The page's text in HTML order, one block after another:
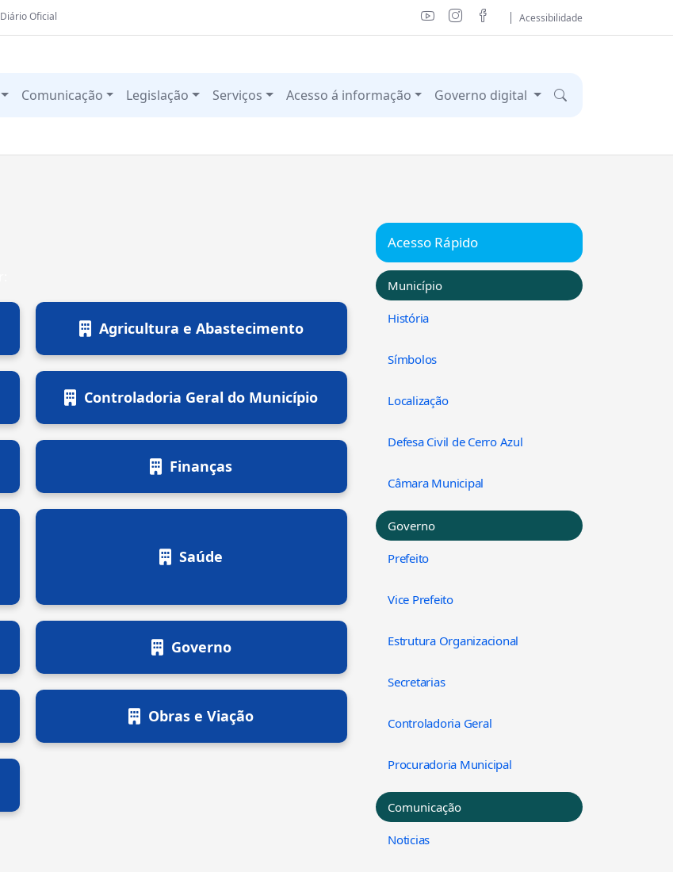
Diário Oficial Acessibilidade
Comunicação Legislação Serviços Acesso á informação Governo digital
Agricultura e Abastecimento
Controladoria Geral do Município
Finanças
Saúde
Governo
Obras e Viação
Acesso Rápido
Município
História
Símbolos
Localização
Defesa Civil de Cerro Azul
Câmara Municipal
Governo
Prefeito
Vice Prefeito
Estrutura Organizacional
Secretarias
Controladoria Geral
Procuradoria Municipal
Comunicação
Noticias